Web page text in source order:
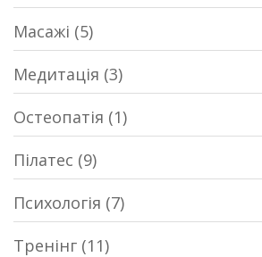
Масажі (5)
Медитація (3)
Остеопатія (1)
Пілатес (9)
Психологія (7)
Тренінг (11)